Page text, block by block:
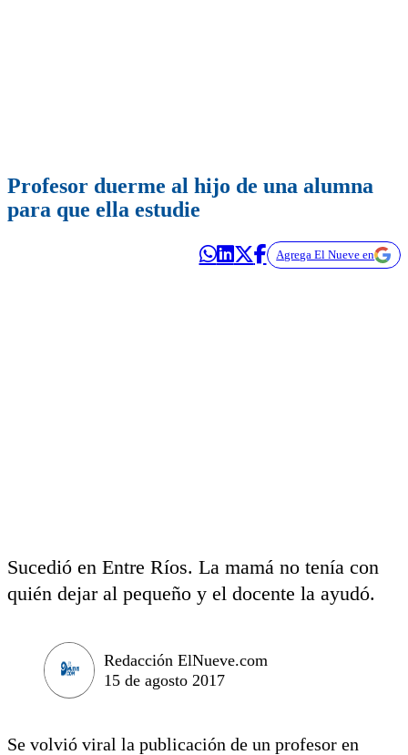
Profesor duerme al hijo de una alumna
para que ella estudie
Agrega El Nueve en
Sucedió en Entre Ríos. La mamá no tenía con
quién dejar al pequeño y el docente la ayudó.
Redacción ElNueve.com
15 de agosto 2017
Se volvió viral la publicación de un profesor en